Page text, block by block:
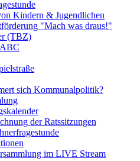
Kindern & Jugendlichen
"Mach was draus!"
(TBZ)
sich Kommunalpolitik?
der Ratssitzungen
im LIVE Stream